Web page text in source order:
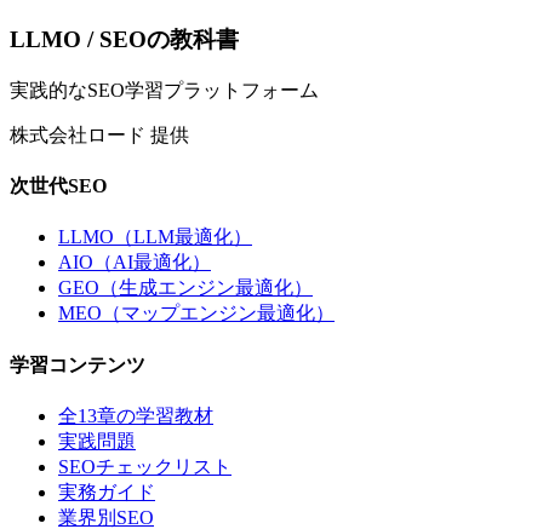
LLMO / SEOの教科書
実践的なSEO学習プラットフォーム
株式会社ロード 提供
次世代SEO
LLMO（LLM最適化）
AIO（AI最適化）
GEO（生成エンジン最適化）
MEO（マップエンジン最適化）
学習コンテンツ
全13章の学習教材
実践問題
SEOチェックリスト
実務ガイド
業界別SEO